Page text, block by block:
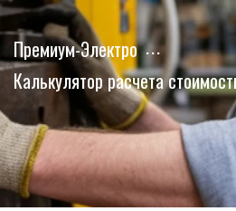
Премиум-Электро
Калькулятор расчета